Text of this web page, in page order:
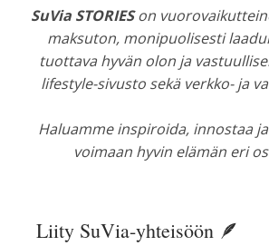
SuVia STORIESon
maksuton, monipuolisesti
tuottava hyvän olon ja
lifestyle-sivusto sekä verkko- ja
Haluamme inspiroida, innostaa
voimaan hyvin elämän eri
Liity SuVia-yhteisöön 🪶